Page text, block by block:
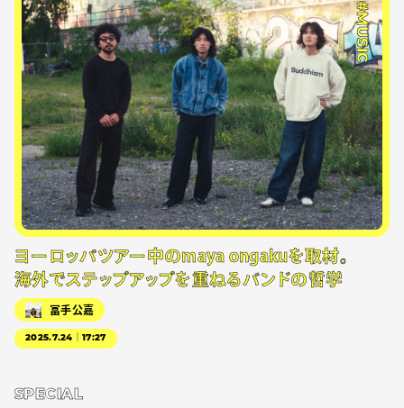
#MUSIC
ヨーロッパツアー中のmaya ongakuを取材。
海外でステップアップを重ねるバンドの哲学
冨手公嘉
2025.7.24｜17:27
SPECIAL